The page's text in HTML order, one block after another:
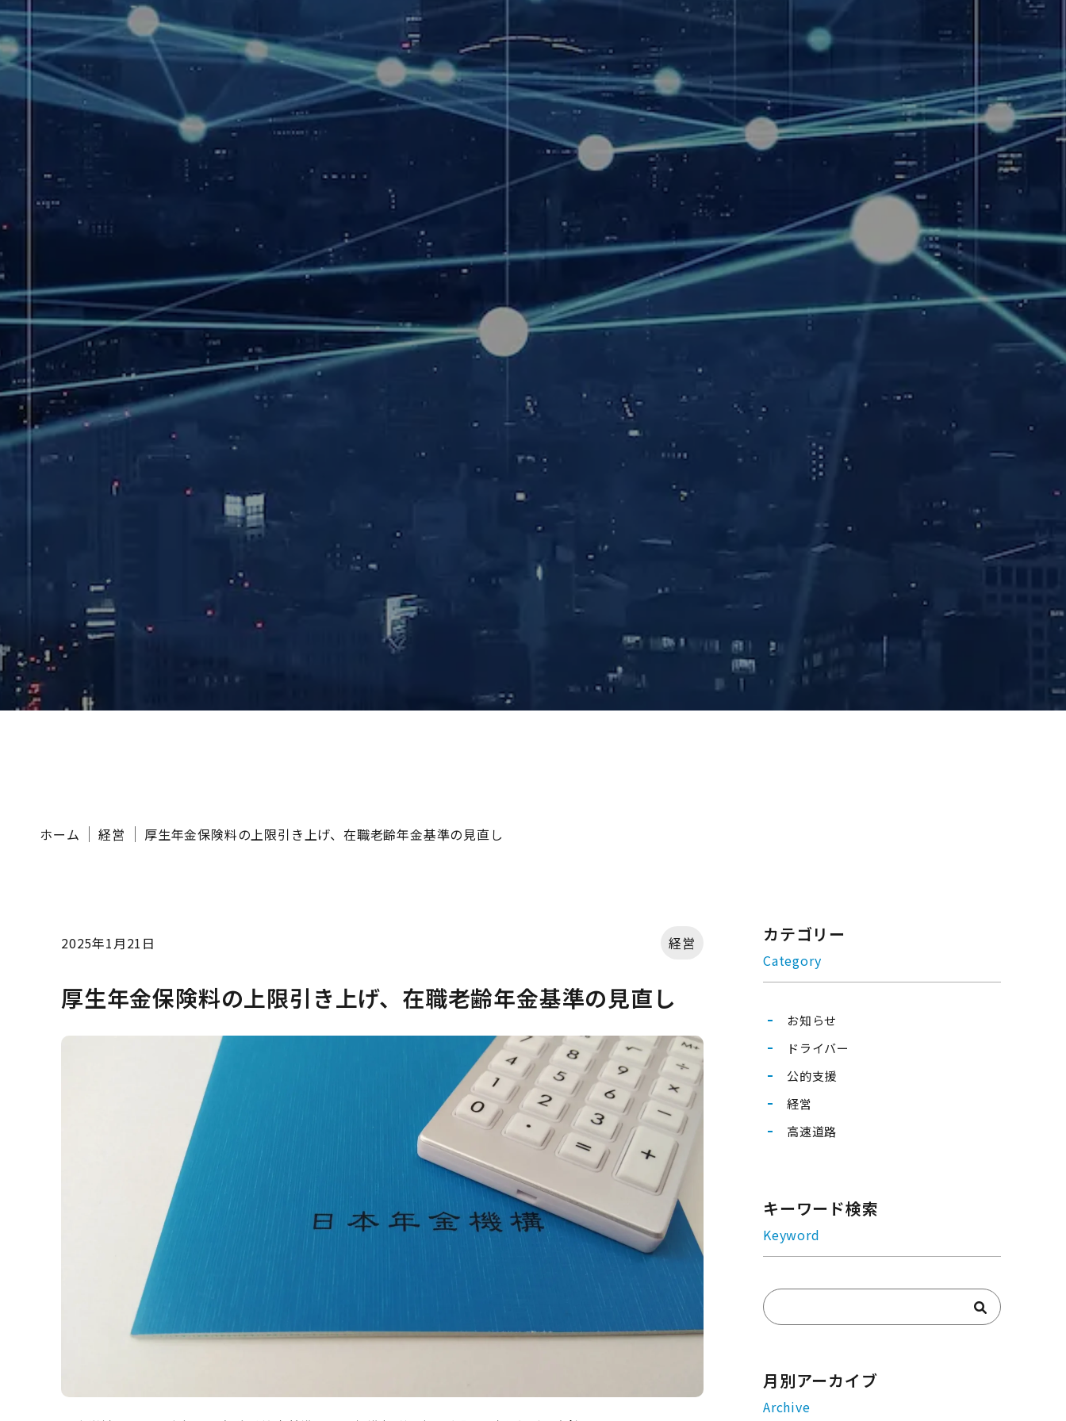
ホーム 経営 厚生年金保険料の上限引き上げ、在職老齢年金基準の見直し
2025年1月21日 経営
厚生年金保険料の上限引き上げ、在職老齢年金基準の見直し
カテゴリー
Category
お知らせ
ドライバー
公的支援
経営
高速道路
キーワード検索
Keyword
月別アーカイブ
Archive